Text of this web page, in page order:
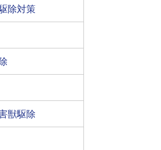
除対策
獣駆除